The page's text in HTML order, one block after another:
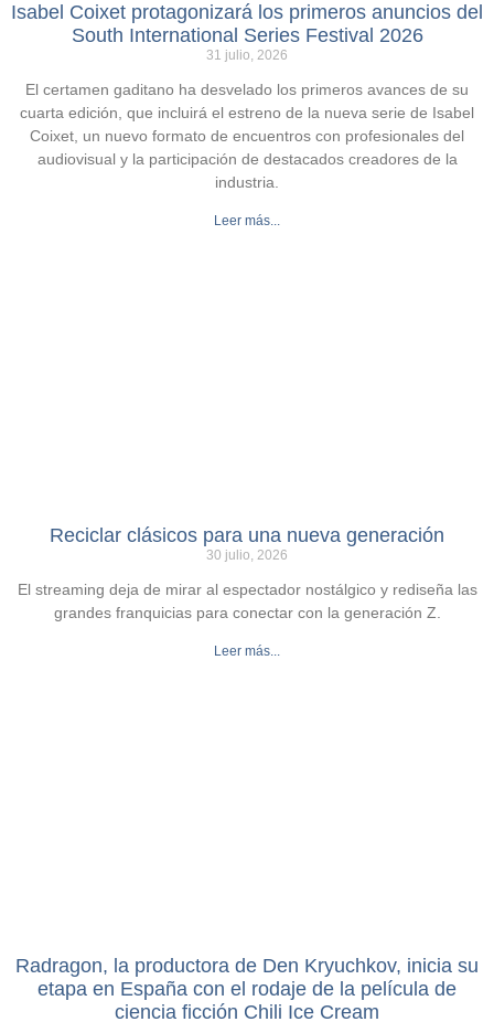
Isabel Coixet protagonizará los primeros anuncios del
South International Series Festival 2026
31 julio, 2026
El certamen gaditano ha desvelado los primeros avances de su
cuarta edición, que incluirá el estreno de la nueva serie de Isabel
Coixet, un nuevo formato de encuentros con profesionales del
audiovisual y la participación de destacados creadores de la
industria.
Leer más...
Reciclar clásicos para una nueva generación
30 julio, 2026
El streaming deja de mirar al espectador nostálgico y rediseña las
grandes franquicias para conectar con la generación Z.
Leer más...
Radragon, la productora de Den Kryuchkov, inicia su
etapa en España con el rodaje de la película de
ciencia ficción Chili Ice Cream